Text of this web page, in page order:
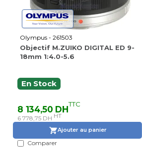
Olympus - 261503
Objectif M.ZUIKO DIGITAL ED 9-
18mm 1:4.0-5.6
En Stock
8 134,50 DHTTC
6 778,75 DH HT
Ajouter au panier
Comparer